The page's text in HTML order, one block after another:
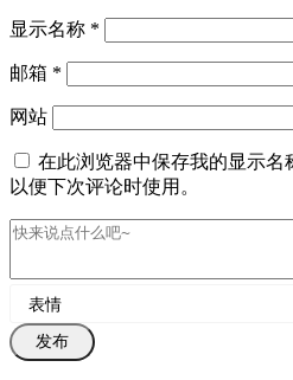
显示名称 *
邮箱 *
网站
在此浏览器中保存我的显示名
以便下次评论时使用。
表情
发布